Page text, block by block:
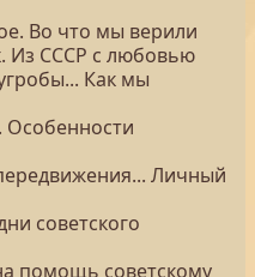
Во что мы верили
Из СССР с любовью
Как мы
Особенности
Личный
советского
помощь советскому